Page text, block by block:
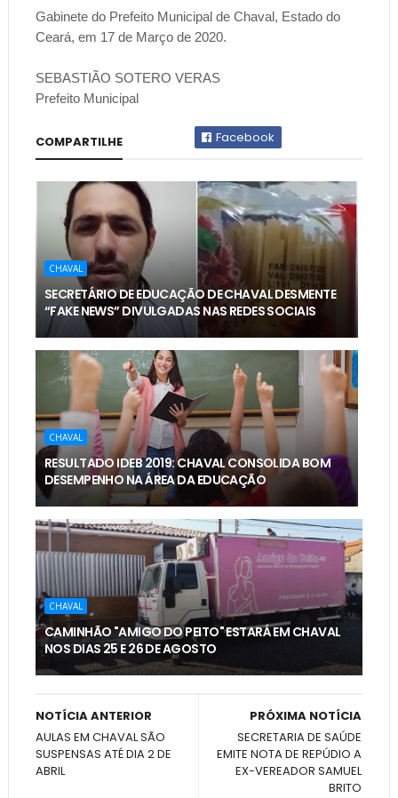
Gabinete do Prefeito Municipal de Chaval, Estado do
Ceará, em 17 de Março de 2020.
SEBASTIÃO SOTERO VERAS
Prefeito Municipal
COMPARTILHE Facebook
CHAVAL
SECRETÁRIO DE EDUCAÇÃO DE CHAVAL DESMENTE
“FAKE NEWS” DIVULGADAS NAS REDES SOCIAIS
CHAVAL
RESULTADO IDEB 2019: CHAVAL CONSOLIDA BOM
DESEMPENHO NA ÁREA DA EDUCAÇÃO
CHAVAL
CAMINHÃO "AMIGO DO PEITO" ESTARÁ EM CHAVAL
NOS DIAS 25 E 26 DE AGOSTO
PRÓXIMA NOTÍCIA
SECRETARIA DE SAÚDE
EMITE NOTA DE REPÚDIO A
EX-VEREADOR SAMUEL
BRITO
NOTÍCIA ANTERIOR
AULAS EM CHAVAL SÃO
SUSPENSAS ATÉ DIA 2 DE
ABRIL